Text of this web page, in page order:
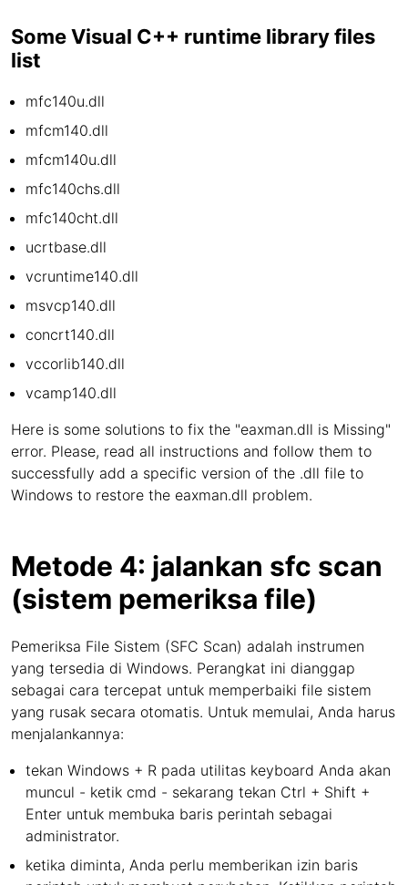
Some Visual C++ runtime library files
list
mfc140u.dll
mfcm140.dll
mfcm140u.dll
mfc140chs.dll
mfc140cht.dll
ucrtbase.dll
vcruntime140.dll
msvcp140.dll
concrt140.dll
vccorlib140.dll
vcamp140.dll
Here is some solutions to fix the "eaxman.dll is Missing"
error. Please, read all instructions and follow them to
successfully add a specific version of the .dll file to
Windows to restore the eaxman.dll problem.
Metode 4: jalankan sfc scan
(sistem pemeriksa file)
Pemeriksa File Sistem (SFC Scan) adalah instrumen
yang tersedia di Windows. Perangkat ini dianggap
sebagai cara tercepat untuk memperbaiki file sistem
yang rusak secara otomatis. Untuk memulai, Anda harus
menjalankannya:
tekan Windows + R pada utilitas keyboard Anda akan
muncul - ketik cmd - sekarang tekan Ctrl + Shift +
Enter untuk membuka baris perintah sebagai
administrator.
ketika diminta, Anda perlu memberikan izin baris